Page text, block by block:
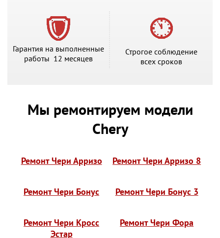
Гарантия на выполненные
работы 12 месяцев
Строгое соблюдение
всех сроков
Мы ремонтируем модели
Chery
Ремонт Чери Арризо Ремонт Чери Арризо 8
Ремонт Чери Бонус Ремонт Чери Бонус 3
Ремонт Чери Кросс
Эстар
Ремонт Чери Фора